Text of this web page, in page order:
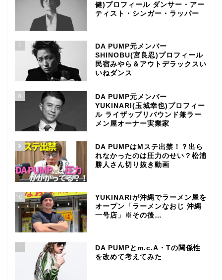
健)プロフィール ダンサー・アー
ティスト・シンガー・ラッパー
7
DA PUMP元メンバー
SHINOBU(宮良忍)プロフィール
民宿みやら＆アウトデラックスい
いねダンス
8
DA PUMP元メンバー
YUKINARI(玉城幸也)プロフィー
ル ライザップリバウンド兼ラー
メン屋オーナー実業家
9
DA PUMPはMステ出禁！？出ら
れなかったのは圧力のせい？松浦
勝人さん切り抜き動画
10
YUKINARIが沖縄でラーメン屋を
オープン「ラーメンなおじ 沖縄
一号店」※その後…
11
DA PUMPとm.c.A・Tの関係性
を改めて考えてみた